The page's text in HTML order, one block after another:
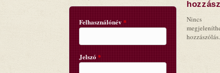
Felhasználónév*
Jelszó*
Nincs
hozzászólás.